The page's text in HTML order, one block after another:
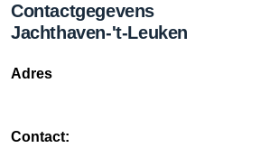
Contactgegevens
Jachthaven-'t-Leuken
Adres
Contact: